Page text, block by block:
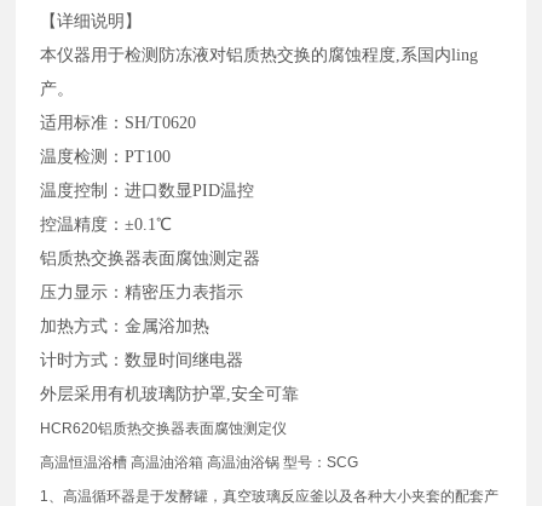
【详细说明】
本仪器用于检测防冻液对铝质热交换的腐蚀程度,系国内ling
产。
适用标准：SH/T0620
温度检测：PT100
温度控制：进口数显PID温控
控温精度：±0.1℃
铝质热交换器表面腐蚀测定器
压力显示：精密压力表指示
加热方式：金属浴加热
计时方式：数显时间继电器
外层采用有机玻璃防护罩,安全可靠
HCR620铝质热交换器表面腐蚀测定仪
高温恒温浴槽 高温油浴箱 高温油浴锅 型号：SCG
1、高温循环器是于发酵罐，真空玻璃反应釜以及各种大小夹套的配套产